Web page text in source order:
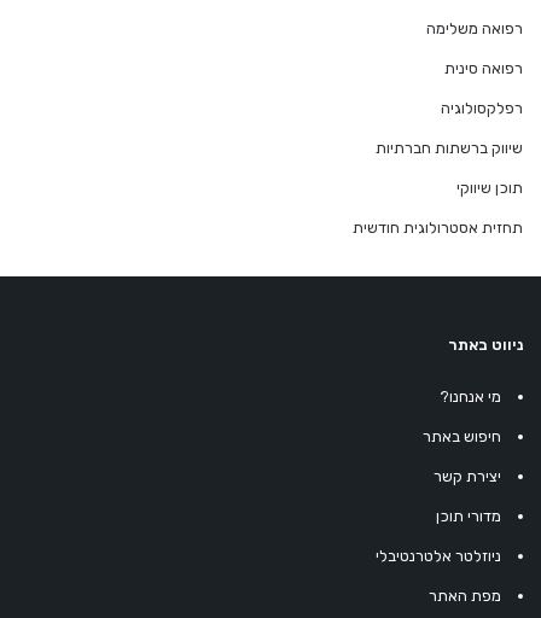
רפואה משלימה
רפואה סינית
רפלקסולוגיה
שיווק ברשתות חברתיות
תוכן שיווקי
תחזית אסטרולוגית חודשית
ניווט באתר
מי אנחנו?
חיפוש באתר
יצירת קשר
מדורי תוכן
ניוזלטר אלטרנטיבלי
מפת האתר